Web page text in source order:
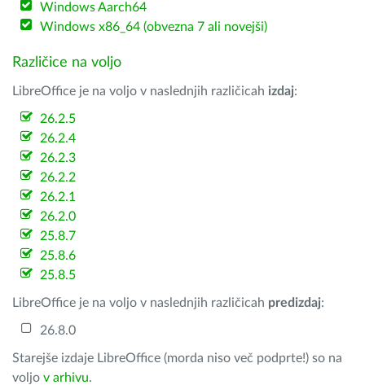
Windows Aarch64
Windows x86_64 (obvezna 7 ali novejši)
Različice na voljo
LibreOffice je na voljo v naslednjih različicah izdaj:
26.2.5
26.2.4
26.2.3
26.2.2
26.2.1
26.2.0
25.8.7
25.8.6
25.8.5
LibreOffice je na voljo v naslednjih različicah predizdaj:
26.8.0
Starejše izdaje LibreOffice (morda niso več podprte!) so na
voljo v arhivu.